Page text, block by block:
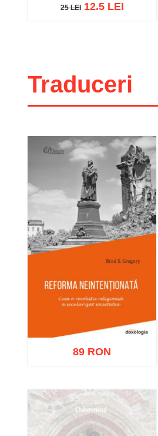
25 LEI12.5 LEI
Traduceri
Adaugă în coș Wishlist
89 RON